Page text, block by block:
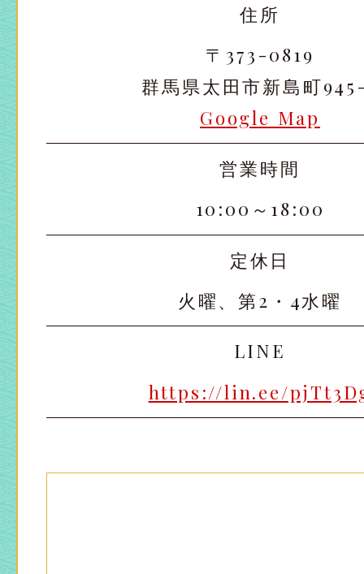
住所
〒373-0819
群馬県太田市新島町
Google Map
営業時間
10:00～18:00
定休日
火曜、第2・4水曜
LINE
https://lin.ee/